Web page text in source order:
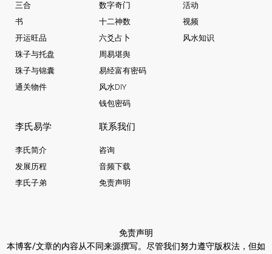
三合
书
开运旺品
珠子与托盘
珠子与锦囊
通关物件
数字奇门
十二神数
六爻占卜
周易堪舆
易经富有密码
风水DIY
钱包密码
活动
视频
风水知识
李氏易学
李氏简介
发展历程
李氏子弟
联系我们
咨询
音频下载
免责声明
免责声明
本博客/文章的内容从不同来源撰写。 尽管我们努力遵守版权法， 但如